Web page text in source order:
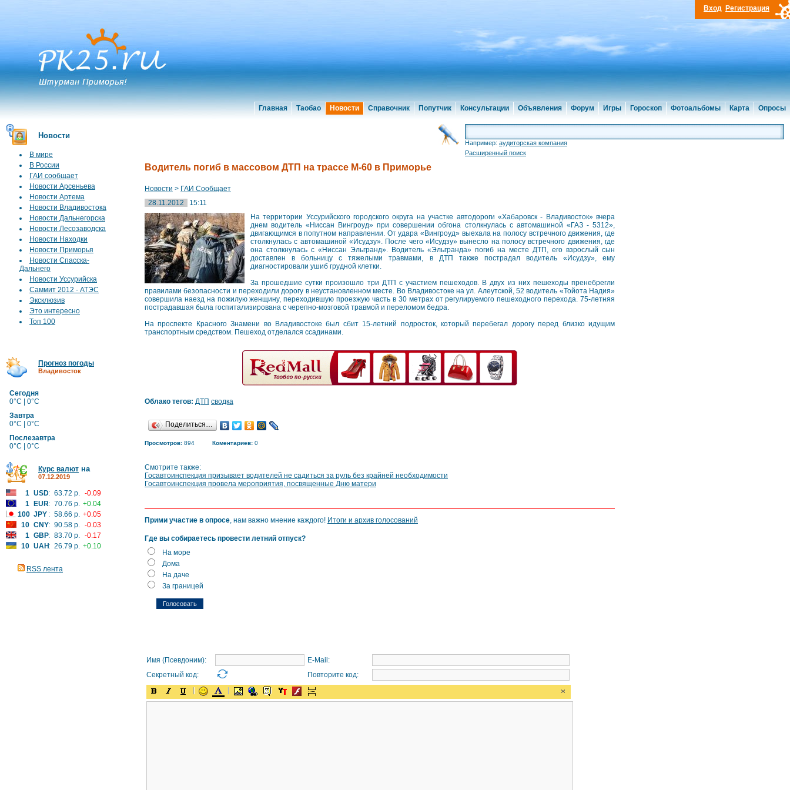
Главная Таобао Новости Справочник Попутчик Консультации Объявления Форум Игры Гороскоп Фотоальбомы Карта Опросы
Вход Регистрация
Новости
В мире
В России
ГАИ сообщает
Новости Арсеньева
Новости Артема
Новости Владивостока
Новости Дальнегорска
Новости Лесозаводска
Новости Находки
Новости Приморья
Новости Спасска-
Дальнего
Новости Уссурийска
Саммит 2012 - АТЭС
Эксклюзив
Это интересно
Топ 100
Прогноз погоды
Владивосток
Сегодня
0°C | 0°C
Завтра
0°C | 0°C
Послезавтра
0°C | 0°C
Курс валют на
07.12.2019
1 USD: 63.72 р. -0.09
1
EUR: 70.76 р. +0.04
100 JPY : 58.66 р. +0.05
10 CNY: 90.58 р. -0.03
1 GBP: 83.70 р. -0.17
10 UAH: 26.79 р. +0.10
RSS лента
Например: аудиторская компания
Расширенный поиск
Водитель погиб в массовом ДТП на трассе М-60 в Приморье
Новости > ГАИ Сообщает
28.11.2012
15:11
На территории Уссурийского городского округа на участке автодороги «Хабаровск - Владивосток» вчера
днем водитель «Ниссан Вингроуд» при совершении обгона столкнулась с автомашиной «ГАЗ - 5312»,
двигающимся в попутном направлении. От удара «Вингроуд» выехала на полосу встречного движения, где
столкнулась с автомашиной «Исудзу». После чего «Исудзу» вынесло на полосу встречного движения, где
она столкнулась с «Ниссан Эльгранд». Водитель «Эльгранда» погиб на месте ДТП, его взрослый сын
доставлен в больницу с тяжелыми травмами, в ДТП также пострадал водитель «Исудзу», ему
диагностировали ушиб грудной клетки.
За прошедшие сутки произошло три ДТП с участием пешеходов. В двух из них пешеходы пренебрегли
правилами безопасности и переходили дорогу в неустановленном месте. Во Владивостоке на ул. Алеутской, 52 водитель «Тойота Надия»
совершила наезд на пожилую женщину, переходившую проезжую часть в 30 метрах от регулируемого пешеходного перехода. 75-летняя
пострадавшая была госпитализирована с черепно-мозговой травмой и переломом бедра.
На проспекте Красного Знамени во Владивостоке был сбит 15-летний подросток, который перебегал дорогу перед близко идущим
транспортным средством. Пешеход отделался ссадинами.
Облако тегов: ДТП сводка
Поделиться…
Просмотров: 894 Коментариев: 0
Смотрите также:
Госавтоинспекция призывает водителей не садиться за руль без крайней необходимости
Госавтоинспекция провела мероприятия, посвященные Дню матери
Прими участие в опросе, нам важно мнение каждого! Итоги и архив голосований
Где вы собираетесь провести летний отпуск?
На море
Дома
На даче
За границей
Имя (Псевдоним):
E-Mail:
Секретный код:
Повторите код: